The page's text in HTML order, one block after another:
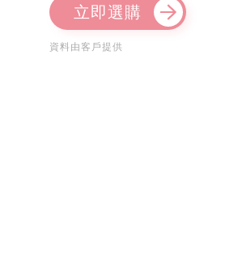
立即選購
資料由客戶提供